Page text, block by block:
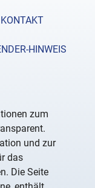
KONTAKT
HINWEIS
zum
und zur
das
Die Seite